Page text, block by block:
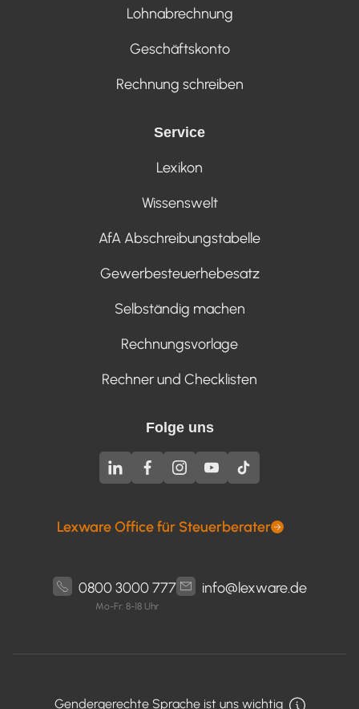
Lohnabrechnung
Geschäftskonto
Rechnung schreiben
Service
Lexikon
Wissenswelt
AfA Abschreibungstabelle
Gewerbesteuerhebesatz
Selbständig machen
Rechnungsvorlage
Rechner und Checklisten
Folge uns
Lexware Office für Steuerberater
0800 3000 777
Mo-Fr: 8-18 Uhr
info@lexware.de
Gendergerechte Sprache ist uns wichtig